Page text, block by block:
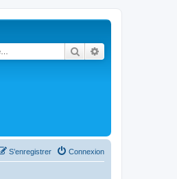
Rechercher
Connexion
S’enregistrer